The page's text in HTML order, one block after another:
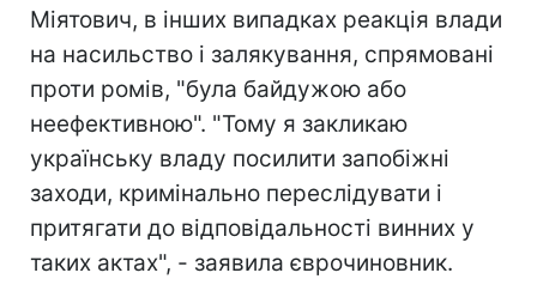
Міятович, в інших випадках реакція влади
на насильство і залякування, спрямовані
проти ромів, "була байдужою або
неефективною". "Тому я закликаю
українську владу посилити запобіжні
заходи, кримінально переслідувати і
притягати до відповідальності винних у
таких актах", - заявила єврочиновник.